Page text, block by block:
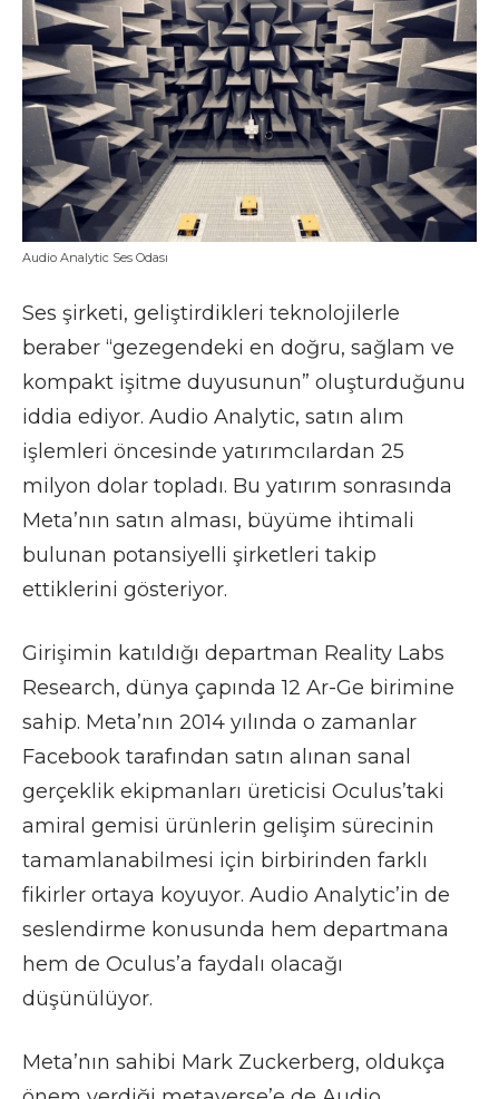
Audio Analytic Ses Odası
Ses şirketi, geliştirdikleri teknolojilerle
beraber “gezegendeki en doğru, sağlam ve
kompakt işitme duyusunun” oluşturduğunu
iddia ediyor. Audio Analytic, satın alım
işlemleri öncesinde yatırımcılardan 25
milyon dolar topladı. Bu yatırım sonrasında
Meta’nın satın alması, büyüme ihtimali
bulunan potansiyelli şirketleri takip
ettiklerini gösteriyor.
Girişimin katıldığı departman Reality Labs
Research, dünya çapında 12 Ar-Ge birimine
sahip. Meta’nın 2014 yılında o zamanlar
Facebook tarafından satın alınan sanal
gerçeklik ekipmanları üreticisi Oculus’taki
amiral gemisi ürünlerin gelişim sürecinin
tamamlanabilmesi için birbirinden farklı
fikirler ortaya koyuyor. Audio Analytic’in de
seslendirme konusunda hem departmana
hem de Oculus’a faydalı olacağı
düşünülüyor.
Meta’nın sahibi Mark Zuckerberg, oldukça